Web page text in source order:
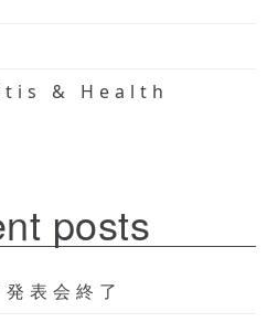
& Health
posts
表会終了